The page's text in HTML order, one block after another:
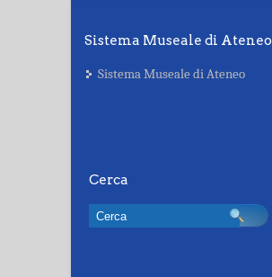
Sistema Museale di Ateneo
Sistema Museale di Ateneo
Cerca